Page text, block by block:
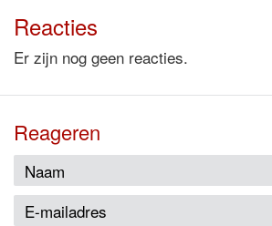
Reacties
Er zijn nog geen reacties.
Reageren